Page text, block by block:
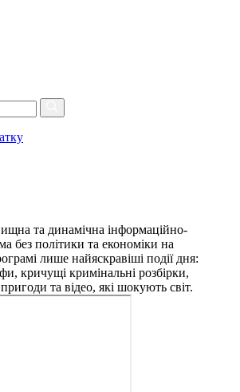
та динамічна інформаційно-
без політики та економіки на
лише найяскравіші події дня:
кричущі кримінальні розбірки,
та відео, які шокують світ.